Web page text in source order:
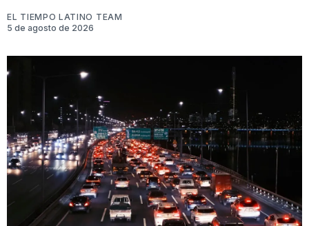
EL TIEMPO LATINO TEAM
5 de agosto de 2026